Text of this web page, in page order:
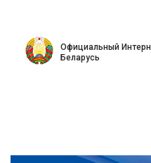
Официальный
Беларусь